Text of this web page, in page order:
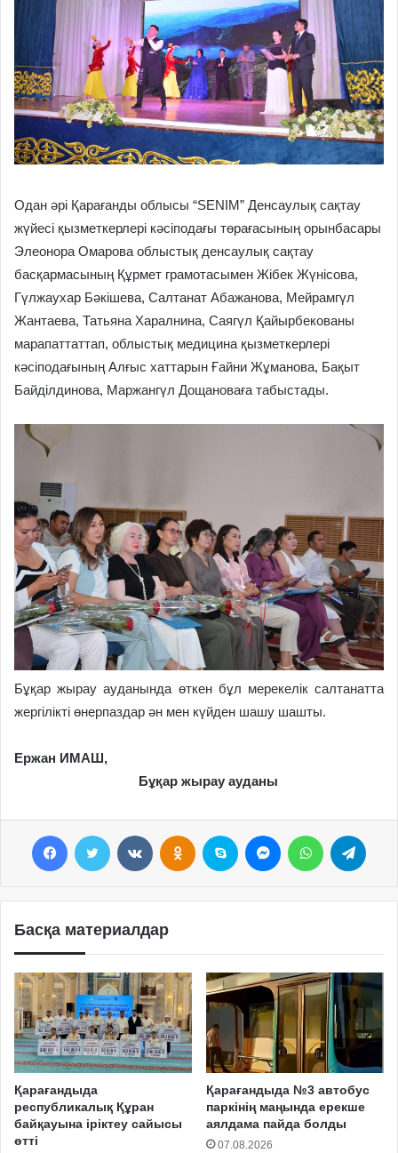
Одан әрі Қарағанды облысы “SENIM” Денсаулық сақтау
жүйесі қызметкерлері кәсіподағы төрағасының орынбасары
Элеонора Омарова облыстық денсаулық сақтау
басқармасының Құрмет грамотасымен Жібек Жүнісова,
Гүлжаухар Бәкішева, Салтанат Абажанова, Мейрамгүл
Жантаева, Татьяна Харалнина, Саягүл Қайырбекованы
марапаттаттап, облыстық медицина қызметкерлері
кәсіподағының Алғыс хаттарын Ғайни Жұманова, Бақыт
Байділдинова, Маржангүл Дощановаға табыстады.
Бұқар жырау ауданында өткен бұл мерекелік салтанатта
жергілікті өнерпаздар ән мен күйден шашу шашты.
Ержан ИМАШ,
Бұқар жырау ауданы
Басқа материалдар
Қарағандыда
республикалық Құран
байқауына іріктеу сайысы
өтті
Қарағандыда №3 автобус
паркінің маңында ерекше
аялдама пайда болды
07.08.2026